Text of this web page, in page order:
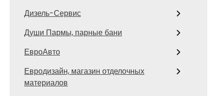
Дизель-Сервис
Души Пармы, парные бани
ЕвроАвто
Евродизайн, магазин отделочных
материалов